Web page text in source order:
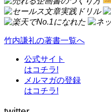
竹内謙礼の著書一覧へ
公式サイト
はコチラ!
メルマガの登録
はコチラ!